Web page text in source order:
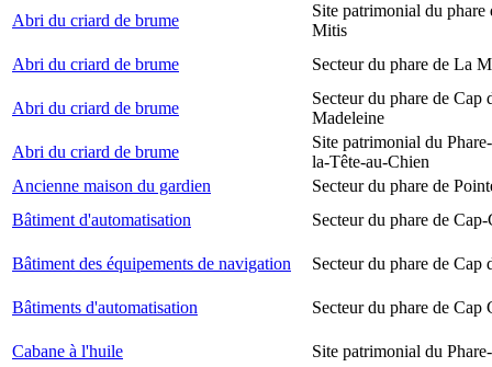
Abri du criard de brume
Site patrimonial du phare
Mitis
Abri du criard de brume
Secteur du phare de La
Abri du criard de brume
Secteur du phare de Cap
Madeleine
Abri du criard de brume
Site patrimonial du
la-Tête-au-Chien
Ancienne maison du gardien
Secteur du phare de
Bâtiment d'automatisation
Secteur du phare de Cap-
Bâtiment des équipements de navigation Secteur du phare de Cap
Bâtiments d'automatisation Secteur du phare de Cap
Cabane à l'huile Site patrimonial du